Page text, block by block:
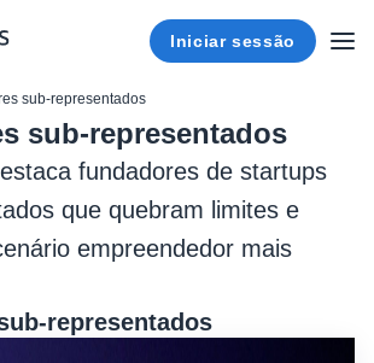
Iniciar sessão
sub-representados
sub-representados
fundadores de startups
que quebram limites e
empreendedor mais
representados